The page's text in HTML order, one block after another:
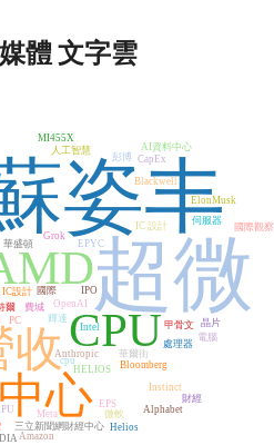
體 文字雲
姿丰
超微
心
收CPU 甲骨文
財經
國際
Anthropic
Grok
OpenAI
華盛頓
華爾街
人工智慧
IC 設計 伺服器
cpu
處理器
EPYC
IC設計
Instinct
MI455X
HELIOS
國際觀察
晶片
電腦
IPO
費城
EPS
三立新聞網財經中心
ElonMusk
微軟
Intel
輝達
Helios
彭博
Bloomberg
Blackwell
AI資料中心
爾
PC
CapEx
Alphabet
Amazon
Meta